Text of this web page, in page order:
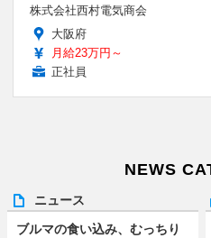
株式会社西村電気商会
大阪府
月給23万円～
正社員
NEWS
ニュース
ブルマの食い込み、むっちり